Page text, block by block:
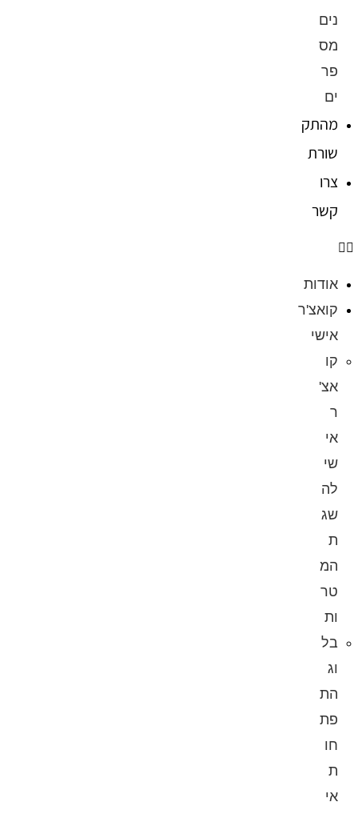
נים
מס
פר
ים
מהתק
שורת
צרו
קשר
אודות
קואצ'ר
אישי
קו
אצ'
ר
אי
שי
לה
שג
ת
המ
טר
ות
בל
וג
הת
פת
חו
ת
אי